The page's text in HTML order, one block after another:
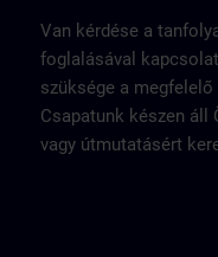
Van kérdése a
foglalásával
szüksége a
Csapatunk készen
vagy útmutatásért